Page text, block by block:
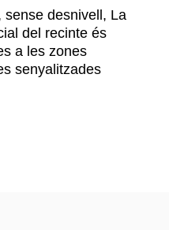
sense desnivell, La
del recinte és
a les zones
senyalitzades